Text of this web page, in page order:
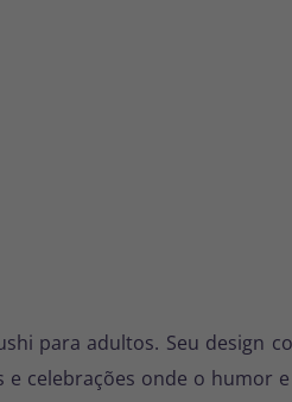
para adultos. Seu design
celebrações onde o humor